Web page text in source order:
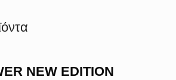
NEW EDITION